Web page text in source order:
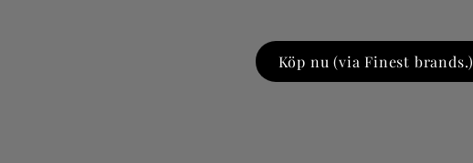
Köp nu (via Finest brands.)